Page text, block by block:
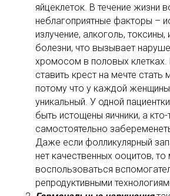
яйцеклеток. В течение жизни
неблагоприятные факторы –
излучение, алкоголь,
болезни, что вызывает
хромосом в половых
ставить крест на мечте
потому что у каждой женщины
уникальный. У одной
быть истощены яичники, а
самостоятельно
Даже если фолликулярный
нет качественных ооцитов,
воспользоваться
репродуктивными